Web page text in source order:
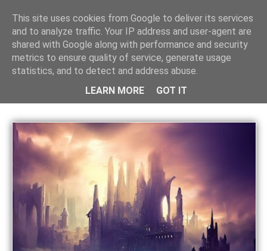
Alianza RTP Wayback
This site uses cookies from Google to deliver its services
and to analyze traffic. Your IP address and user-agent are
shared with Google along with performance and security
metrics to ensure quality of service, generate usage
statistics, and to detect and address abuse.
LEARN MORE
GOT IT